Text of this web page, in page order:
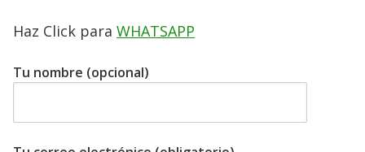
Haz Click para WHATSAPP
Tu nombre (opcional)